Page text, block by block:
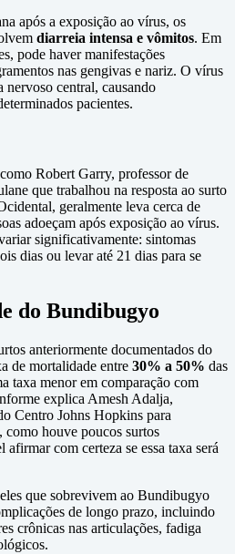
após a exposição ao vírus, os
diarreia intensa e vômitos. Em
pode haver manifestações
nas gengivas e nariz. O vírus
nervoso central, causando
pacientes.
Robert Garry, professor de
que trabalhou na resposta ao surto
geralmente leva cerca de
adoeçam após exposição ao vírus.
significativamente: sintomas
dias ou levar até 21 dias para se
do Bundibugyo
anteriormente documentados do
de mortalidade entre 30% a 50% das
taxa menor em comparação com
explica Amesh Adalja,
Centro Johns Hopkins para
como houve poucos surtos
com certeza se essa taxa será
que sobrevivem ao Bundibugyo
de longo prazo, incluindo
crônicas nas articulações, fadiga